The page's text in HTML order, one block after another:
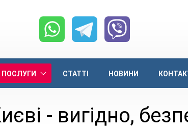
ПОСЛУГИ СТАТТІ НОВИНИ
- вигідно,